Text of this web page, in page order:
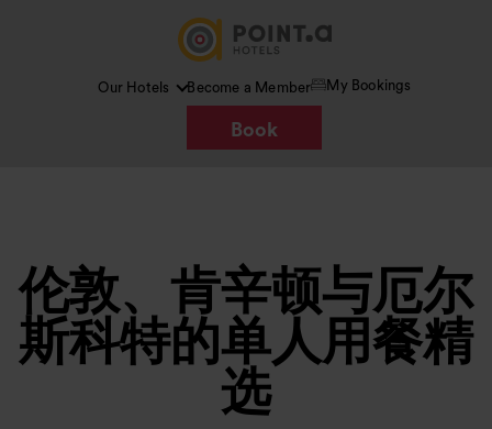
Our Hotels Become a Member My Bookings
Book
伦敦、肯辛顿与厄尔
斯科特的单人用餐精
选